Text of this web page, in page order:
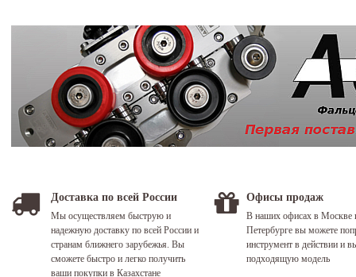
Доставка по всей России
Мы осуществляем быструю и
надежную доставку по всей России и
странам ближнего зарубежья. Вы
сможете быстро и легко получить
ваши покупки в Казахстане
Офисы продаж
В наших офисах в Москве
Петербурге вы можете
инструмент в действии и
подходящую модель